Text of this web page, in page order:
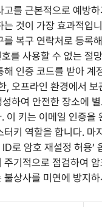
고를 근본적으로 예방하
는 것이 가장 효과적입
복구 연락처로 등록
를 사용할 수 없는 절
해 인증 코드를 받아 계
, 오프라인 환경에서 보
성하여 안전한 장소에
이 키는 이메일 인증을
터키 역할을 합니다. 마
ID로 암호 재설정 허용’
주기적으로 점검하여
불상사를 미연에 방지